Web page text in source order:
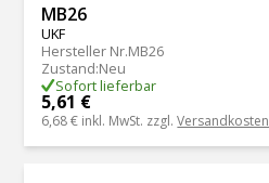
MB26
UKF
Hersteller Nr.MB26
Zustand:Neu
Sofort lieferbar
5,61 €
6,68 € inkl. MwSt. zzgl.Versandkosten